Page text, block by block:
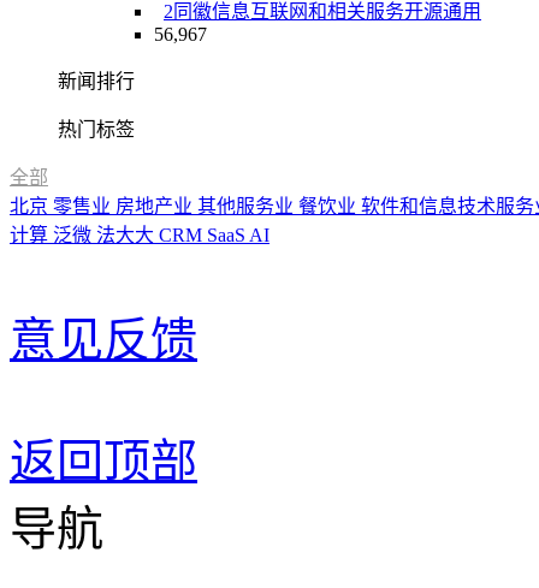
2同徽信息互联网和相关服务开源通用
56,967
新闻排行
热门标签
全部
北京 零售业 房地产业 其他服务业 餐饮业 软件和信息技术服
计算 泛微 法大大 CRM SaaS AI
意见反馈
返回顶部
导航